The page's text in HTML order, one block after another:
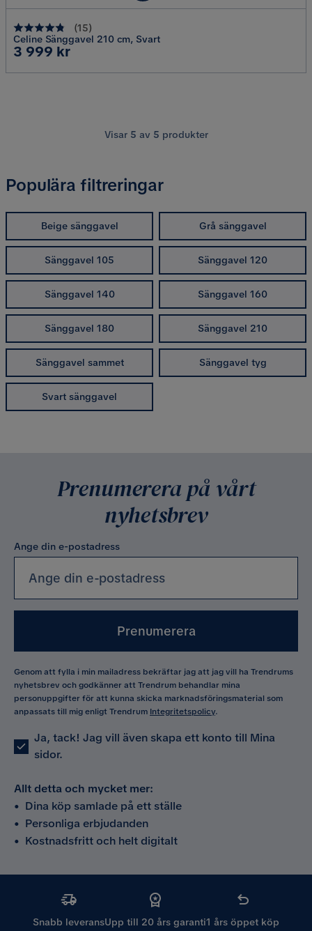
(15)
Celine Sänggavel 210 cm, Svart
Pris
3 999 kr
Visar 5 av 5 produkter
Populära filtreringar
Beige sänggavel Grå sänggavel
Sänggavel 105 Sänggavel 120
Sänggavel 140 Sänggavel 160
Sänggavel 180 Sänggavel 210
Sänggavel sammet Sänggavel tyg
Svart sänggavel
Prenumerera på vårt
nyhetsbrev
Ange din e-postadress
Prenumerera
Genom att fylla i min mailadress bekräftar jag att jag vill ha Trendrums
nyhetsbrev och godkänner att Trendrum behandlar mina
personuppgifter för att kunna skicka marknadsföringsmaterial som
anpassats till mig enligt Trendrum Integritetspolicy.
Ja, tack! Jag vill även skapa ett konto till Mina
sidor.
Allt detta och mycket mer:
• Dina köp samlade på ett ställe
• Personliga erbjudanden
• Kostnadsfritt och helt digitalt
Snabb leveransUpp till 20 års garanti1 års öppet köp